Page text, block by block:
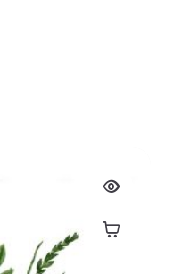
Choisissez